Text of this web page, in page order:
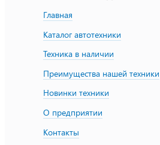
Главная
Каталог автотехники
Техника в наличии
Преимущества нашей техники
Новинки техники
О предприятии
Контакты